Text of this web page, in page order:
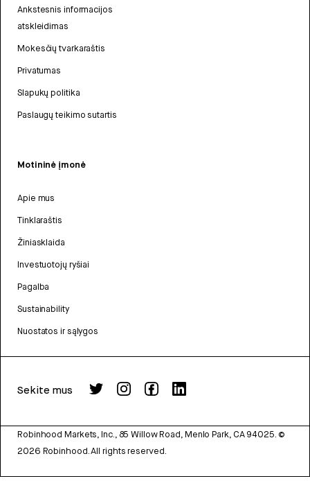
Ankstesnis informacijos
atskleidimas
Mokesčių tvarkaraštis
Privatumas
Slapukų politika
Paslaugų teikimo sutartis
Motininė įmonė
Apie mus
Tinklaraštis
Žiniasklaida
Investuotojų ryšiai
Pagalba
Sustainability
Nuostatos ir sąlygos
Sekite mus
Robinhood Markets, Inc., 85 Willow Road, Menlo Park, CA 94025. ©
2026 Robinhood. All rights reserved.